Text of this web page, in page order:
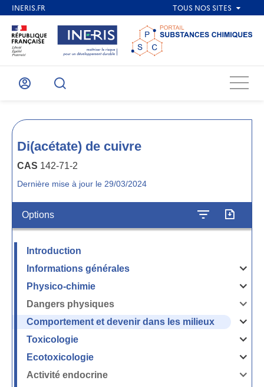
Mon
Recherche
Menu
Di(acétate) de cuivre
CAS 142-71-2
Dernière mise à jour le 29/03/2024
Options
Introduction
Informations générales
Ouvrir
la
générales
Physico-chimie
Ouvrir
la
chimie
Dangers physiques
Ouvrir
la
Comportement et devenir dans les milieux
Ouvrir
la
et
les
milieux
Toxicologie
Ouvrir
la
Ecotoxicologie
Ouvrir
la
Activité endocrine
Ouvrir